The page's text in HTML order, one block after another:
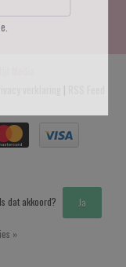
|
dat akkoord? Ja
»